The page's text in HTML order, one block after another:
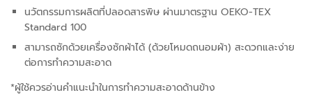
นวัตกรรมการผลิตที่ปลอดสารพิษ ผ่านมาตรฐาน OEKO-TEX
Standard 100
สามารถซักด้วยเครื่องซักผ้าได้ (ด้วยโหมดถนอมผ้า) สะดวกและง่าย
ต่อการทำความสะอาด
*ผู้ใช้ควรอ่านคำแนะนำในการทำความสะอาดด้านข้าง